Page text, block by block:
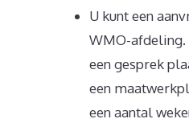
U kunt een
WMO-afdeling.
een gesprek
een
een aantal